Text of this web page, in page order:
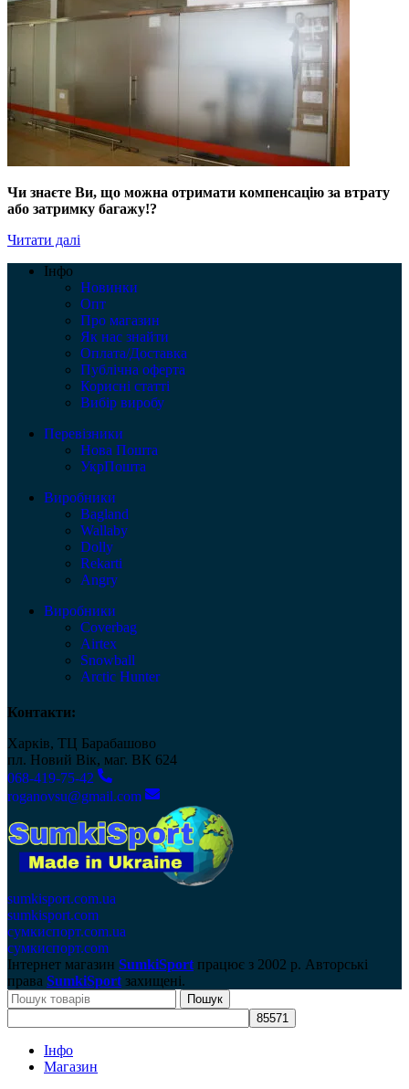
Чи знаєте Ви, що можна отримати компенсацію за втрату
або затримку багажу!?
Читати далі
Інфо
Новинки
Опт
Про магазин
Як нас знайти
Оплата/Доставка
Публічна оферта
Корисні статті
Вибір виробу
Перевізники
Нова Пошта
УкрПошта
Виробники
Bagland
Wallaby
Dolly
Rekarti
Angry
Виробники
Coverbag
Airtex
Snowball
Arctic Hunter
Контакти:
Харків, ТЦ Барабашово
пл. Новий Вік, маг. ВК 624
068-419-75-42
roganovsu@gmail.com
sumkisport.com.ua
sumkisport.com
сумкиспорт.com.ua
сумкиспорт.com
Інтернет магазин SumkiSport працює з 2002 р. Авторські
права SumkiSport захищені.
Пошук
Інфо
Магазин